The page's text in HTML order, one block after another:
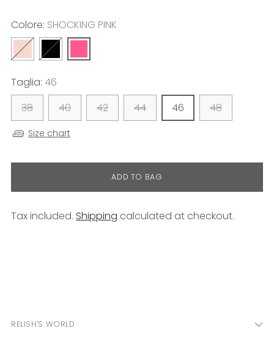
Colore: SHOCKING PINK
Taglia: 46
38
40 42 44 46 48
Size chart
ADD TO BAG
Tax included. Shipping calculated at checkout.
RELISH'S WORLD